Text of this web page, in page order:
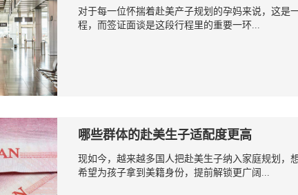
对于每一位怀揣着赴美产子规划的孕妈来说，这是
程，而签证面谈是这段行程里的重要一环...
哪些群体的赴美生子适配度更高
现如今，越来越多国人把赴美生子纳入家庭规划，
希望为孩子拿到美籍身份，提前解锁更广阔...